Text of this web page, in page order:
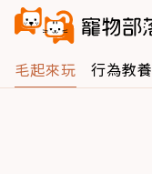
毛起來玩 行為教養